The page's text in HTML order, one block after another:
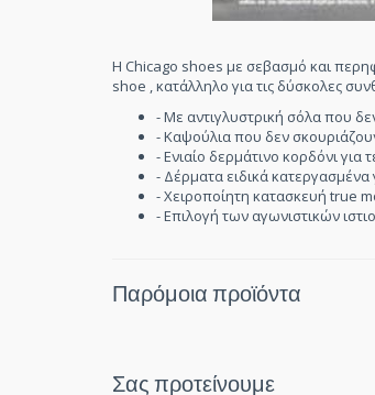
Η Chicago shoes με σεβασμό και
shoe , κατάλληλο για τις δύσκολες
- Με αντιγλυστρική σόλα που
- Καψούλια που δεν
- Ενιαίο δερμάτινο κορδόνι για
- Δέρματα ειδικά
- Χειροποίητη κατασκευή true
- Επιλογή των αγωνιστικών
Παρόμοια προϊόντα
Σας προτείνουμε